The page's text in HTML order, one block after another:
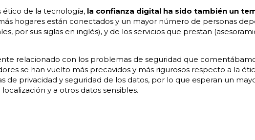
ético de la tecnología, la confianza digital ha sido también un
hogares están conectados y un mayor número de personas
por sus siglas en inglés), y de los servicios que prestan
relacionado con los problemas de seguridad que
se han vuelto más precavidos y más rigurosos respecto a la
de privacidad y seguridad de los datos, por lo que esperan un
y a otros datos sensibles.